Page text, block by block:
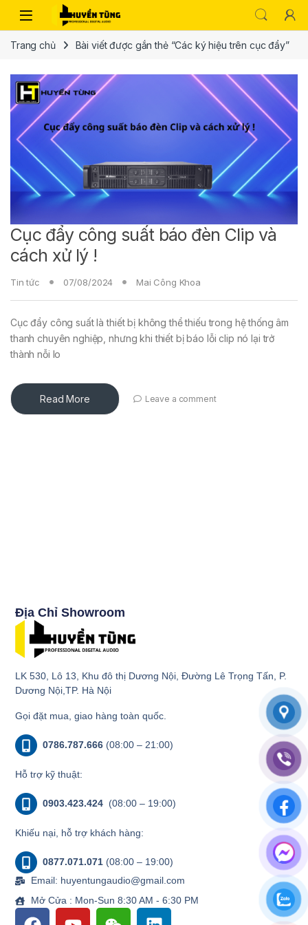
Trang chủ Bài viết được gắn thẻ “Các ký hiệu trên cục đẩy”
Cục đẩy công suất báo đèn Clip và
cách xử lý !
Tin tức 07/08/2024 Mai Công Khoa
Cục đẩy công suất là thiết bị không thể thiếu trong hệ thống âm
thanh chuyên nghiệp, nhưng khi thiết bị báo lỗi clip nó lại trở
thành nỗi lo
Read More Leave a comment
Địa Chỉ Showroom
LK 530, Lô 13, Khu đô thị Dương Nội, Đường Lê Trọng Tấn, P.
Dương Nội,TP. Hà Nội
Gọi đặt mua, giao hàng toàn quốc.
0786.787.666 (08:00 – 21:00)
Hỗ trợ kỹ thuật:
0903.423.424 (08:00 – 19:00)
Khiếu nại, hỗ trợ khách hàng:
0877.071.071 (08:00 – 19:00)
Email: huyentungaudio@gmail.com
Mở Cửa : Mon-Sun 8:30 AM - 6:30 PM